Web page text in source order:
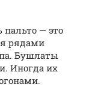
— это
рядами
Бушлаты
Иногда их